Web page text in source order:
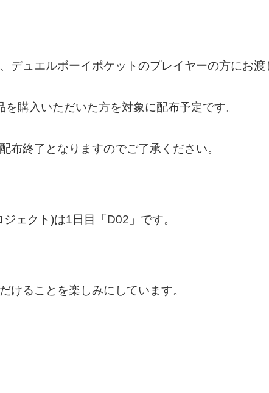
デュエルボーイポケットのプレイヤーの方にお
購入いただいた方を対象に配布予定です。
布終了となりますのでご了承ください。
ェクト)は1日目「D02」です。
けることを楽しみにしています。